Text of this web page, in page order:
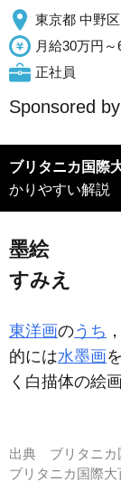
東京都 中野区
月給30万円～
正社員
Sponsored by
ブリタニカ国際
かりやすい解説
墨絵
すみえ
東洋画のうち
的には水墨画
く白描体の絵
出典 ブリタニ
ブリタニカ国際